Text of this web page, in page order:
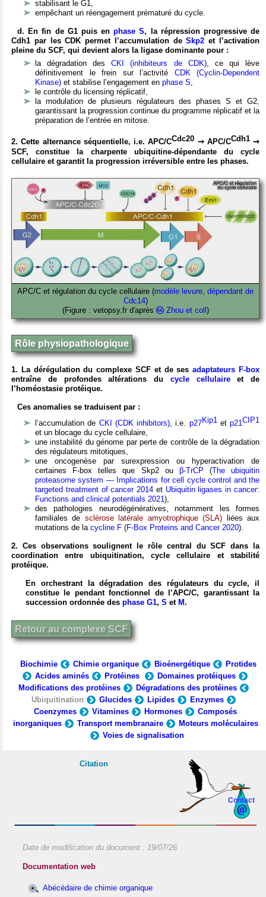
stabilisant le G1,
empêchant un réengagement prématuré du cycle.
d. En fin de G1 puis enphase S, la répression progressive de
Cdh1 par les CDK permet l’accumulation deSkp2 et l’activation
pleine du SCF, qui devient alors la ligase dominante pour :
la dégradation desCKI (inhibiteurs de CDK), ce qui lève
définitivement le frein sur l’activité CDK (Cyclin-Dependent
Kinase) et stabilise l’engagement en phase S,
le contrôle du licensing réplicatif,
la modulation de plusieurs régulateurs des phases S et G2,
garantissant la progression continue du programme réplicatif et la
préparation de l’entrée en mitose.
2. Cette alternance séquentielle, i.e. APC/CCdc20 ➞ APC/CCdh1➞
SCF, constitue la charpente ubiquitine-dépendante du cycle
cellulaire et garantit la progression irréversible entre les phases.
APC/C et régulation du cycle cellulaire (modèle levure, dépendant de
Cdc14)
(Figure : vetopsy.fr d'après
Zhou et coll )
Rôle physiopathologique
1. La dérégulation du complexe SCF et de sesadaptateurs F-box
entraîne de profondes altérations du cycle cellulaireet de
l’homéostasie protéique.
Ces anomalies se traduisent par :
l’accumulation de CKI (CDK inhibitors), i.e. p27Kip1 et p21CIP1
et un blocage du cycle cellulaire,
une instabilité du génome par perte de contrôle de la dégradation
des régulateurs mitotiques,
une oncogenèse par surexpression ou hyperactivation de
certaines F-box telles que Skp2 ou β-TrCP (The ubiquitin
proteasome system — Implications for cell cycle control and the
targeted treatment of cancer 2014 et Ubiquitin ligases in cancer:
Functions and clinical potentials 2021),
des pathologies neurodégénératives, notamment les formes
familiales de sclérose latérale amyotrophique (SLA) liées aux
mutations de la cycline F (F-Box Proteins and Cancer 2020).
2. Ces observations soulignent le rôle central du SCF dans la
coordination entre ubiquitination, cycle cellulaire et stabilité
protéique.
En orchestrant la dégradation des régulateurs du cycle, il
constitue le pendant fonctionnel de l’APC/C, garantissant la
succession ordonnée des phase G1, S et M.
Retour au complexe SCF
Biochimie Chimie organique Bioénergétique
Protides
Acides aminés
Protéines
Domaines protéiques
Modifications des protéines
Dégradations des protéines
Ubiquitination
Glucides Lipides
Enzymes
Coenzymes
Vitamines Hormones
Composés
inorganiques
Transport membranaire
Moteurs moléculaires
Voies de signalisation
Contact
Citation
Date de modification du document : 19/07/26
Documentation web
Abécédaire de chimie organique